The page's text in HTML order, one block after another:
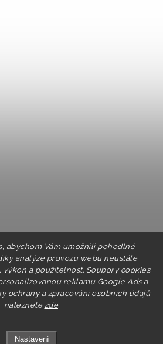
abychom Vám umožnili pohodlné
analýze provozu webu neustále
a použitelnost. Soubory cookies
reklamu Google Adsa
ochrany a zpracování osobních údajů
naleznete zde.
Nastavení